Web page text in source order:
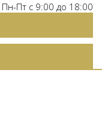
Пт с 9:00 до 18:00